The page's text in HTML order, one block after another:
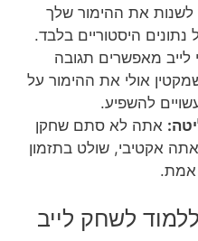
את ההימור שלך
היסטוריים בלבד.
לייב מאפשרים תגובה
אולי את ההימור על
להשפיע.
אתה לא סתם שחקן
אקטיבי, שולט בתזמון
אמת.
לשחק לייב